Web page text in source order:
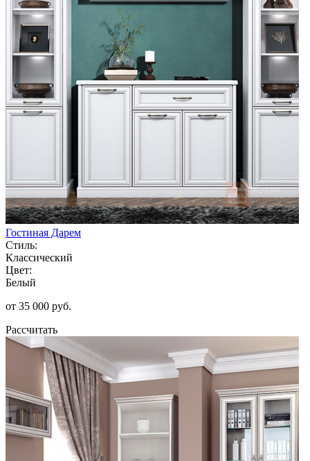
Гостиная Дарем
Стиль:
Классический
Цвет:
Белый
от 35 000 руб.
Рассчитать